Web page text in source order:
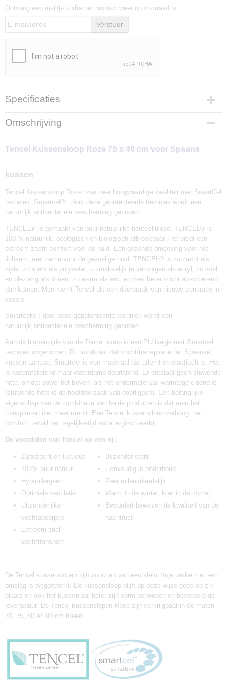
Ontvang een mailtje zodra het product weer op voorraad is.
Verstuur
Specificaties
Productcode
KSROP75
8420687160767
75 x 40 x 0 cm
Omschrijving
Tencel Kussensloop Roze 75 x 40 cm voor Spaans
kussen
Tencel Kussensloop Roze, van zeer hoogwaardige kwaliteit met SmartCel
techniek. Smartcel® : door deze gepatenteerde techniek wordt een
natuurlijk antibacteriële bescherming geboden.
TENCEL® is gemaakt van puur natuurlijke houtcellulose. TENCEL® is
100 % natuurlijk, ecologisch en biologisch afbreekbaar. Het biedt een
extreem zacht comfort voor de huid. Een gezonde omgeving voor het
lichaam, met name voor de gevoelige huid. TENCEL® is zo zacht als
zijde, zo sterk als polyester, zo makkelijk te verzorgen als acryl, zo koel
en plezierig als linnen, zo warm als wol, en veel beter vocht absorberend
dan katoen. Men roemt Tencel als een doorbraak van nieuwe generatie in
vezels.
Smartcel® : door deze gepatenteerde techniek wordt een
natuurlijk antibacteriële bescherming geboden.
Aan de binnenzijde van de Tencel sloop is een PU laagje met Smartcel
techniek opgenomen. Dit voorkomt dat vocht/transpiratie het Spaanse
kussen aantast. Smartcel is een materiaal dat ademt en elastisch is. Het
is waterafstotend maar waterdamp doorlatend. Er ontstaat geen stuwende
hitte, omdat zowel het boven- als het ondermateriaal warmtegeleidend is
(stuwende hitte is de hoofdoorzaak van doorliggen). Een belangrijke
eigenschap van de combinatie van beide producten is dat men het
transpireren niet meer merkt. Een Tencel kussensloop verhoogt het
comfort, terwijl het tegelijkertijd antiallergisch werkt.
De voordelen van Tencel op een rij:
Zijdezacht en luxueus
100% puur natuur
Hypoallergeen
Optimale ventilatie
Uitzonderlijke
vochtabsorptie
Extreem snel
vochttransport
Bijzonder sterk
Eenvoudig in onderhoud
Zeer mileuvriendelijk
Warm in de winter, koel in de zomer
Bevordert bewezen de kwaliteit van de
nachtrust
De Tencel kussenslopen zijn voorzien van een klein ritsje welke met een
omslag is weggewerkt. De kussensloop blijft op deze wijze goed op z'n
plaats en ook het kussen zal beter zijn vorm behouden en bevorderd de
levensduur. De Tencel kussenslopen Rose zijn verkrijgbaar in de maten
70, 75, 80 en 90 cm breed.